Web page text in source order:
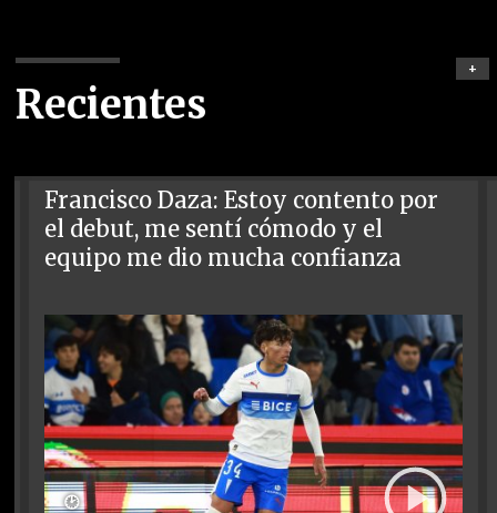
Recientes
+
Francisco Daza: Estoy contento por
el debut, me sentí cómodo y el
equipo me dio mucha confianza
🕑